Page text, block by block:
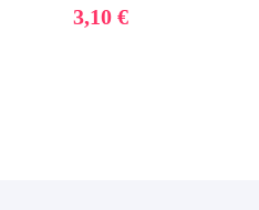
3,10 €